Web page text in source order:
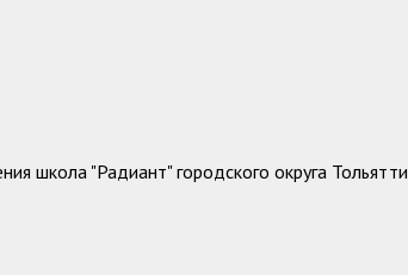
школа "Радиант" городского округа